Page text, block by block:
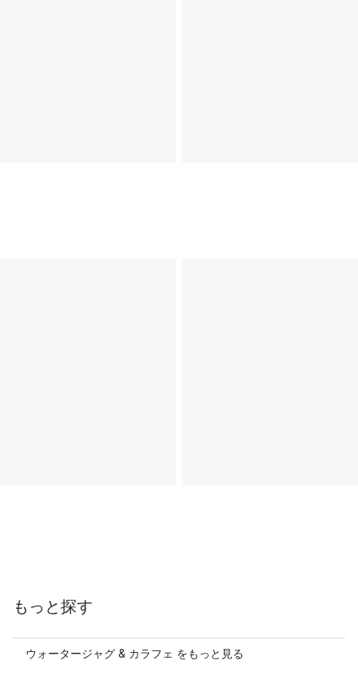
もっと探す
ウォータージャグ & カラフェ をもっと見る